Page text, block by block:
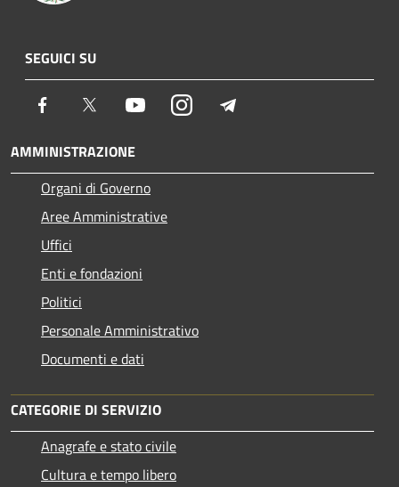
SEGUICI SU
Facebook Twitter YoutubeInstagram
AMMINISTRAZIONE
Organi di Governo
Aree Amministrative
Uffici
Enti e fondazioni
Politici
Personale Amministrativo
Documenti e dati
CATEGORIE DI SERVIZIO
Anagrafe e stato civile
Cultura e tempo libero